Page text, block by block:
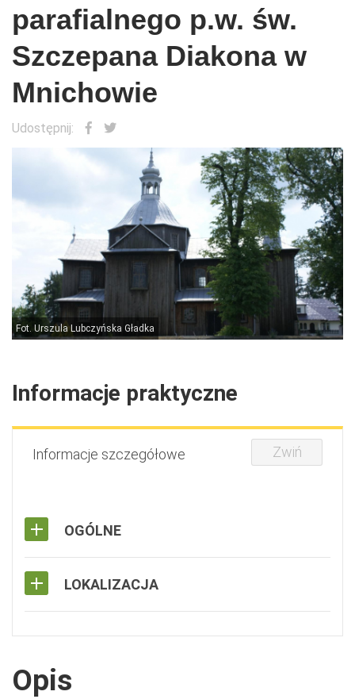
parafialnego p.w. św.
Szczepana Diakona w
Mnichowie
Udostępnij:
Fot. Urszula Lubczyńska Gładka
Informacje praktyczne
Informacje szczegółowe Zwiń
OGÓLNE
LOKALIZACJA
Opis